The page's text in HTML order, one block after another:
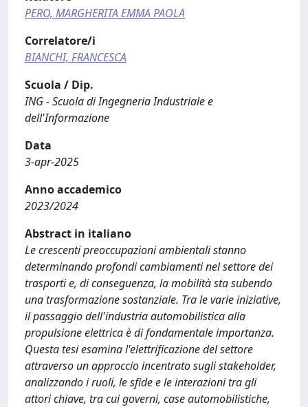
PERO, MARGHERITA EMMA PAOLA
Correlatore/i
BIANCHI, FRANCESCA
Scuola / Dip.
ING - Scuola di Ingegneria Industriale e
dell'Informazione
Data
3-apr-2025
Anno accademico
2023/2024
Abstract in italiano
Le crescenti preoccupazioni ambientali stanno
determinando profondi cambiamenti nel settore dei
trasporti e, di conseguenza, la mobilità sta subendo
una trasformazione sostanziale. Tra le varie iniziative,
il passaggio dell'industria automobilistica alla
propulsione elettrica è di fondamentale importanza.
Questa tesi esamina l'elettrificazione del settore
attraverso un approccio incentrato sugli stakeholder,
analizzando i ruoli, le sfide e le interazioni tra gli
attori chiave, tra cui governi, case automobilistiche,